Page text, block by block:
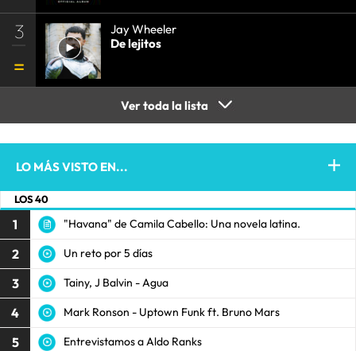
3
Jay Wheeler
De lejitos
Ver toda la lista
LO MÁS VISTO EN...
LOS 40
1 "Havana" de Camila Cabello: Una novela latina.
2 Un reto por 5 días
3 Tainy, J Balvin - Agua
4 Mark Ronson - Uptown Funk ft. Bruno Mars
5 Entrevistamos a Aldo Ranks